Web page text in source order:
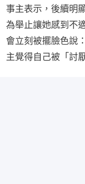
事主表示，後續明
為舉止讓她感到不
會立刻被擺臉色說
主覺得自己被「討